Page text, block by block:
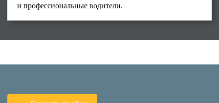
и профессиональные водители.